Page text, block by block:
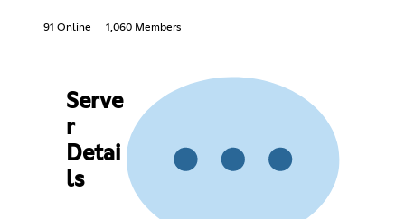
91 Online 1,060 Members
Serve
r
Detai
ls